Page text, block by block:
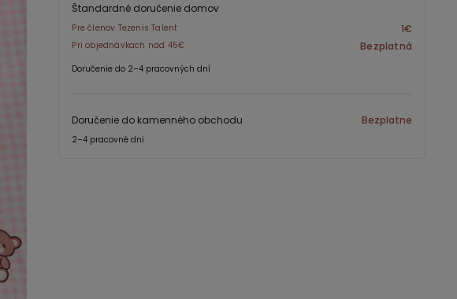
Štandardné doručenie domov
Pre členov Tezenis Talent 1€
Pri objednávkach nad 45€ Bezplatná
Doručenie do 2–4 pracovných dní
Doručenie do kamenného obchodu Bezplatne
2–4 pracovné dni